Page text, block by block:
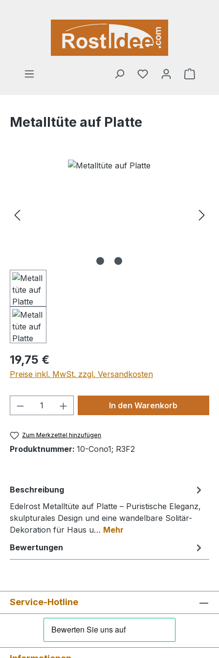
Metalltüte auf Platte
Bildergalerie überspringen
Regulärer Preis:
19,75 €
Preise inkl. MwSt. zzgl. Versandkosten
Produkt Anzahl: Gib denIn den Warenkorb
Zum Merkzettel hinzufügen
Produktnummer: 10-Cono1; R3F2
Beschreibung
Edelrost Metalltüte auf Platte – Puristische Eleganz,
skulpturales Design und eine wandelbare Solitär-
Dekoration für Haus u… Mehr
Bewertungen
Service-Hotline